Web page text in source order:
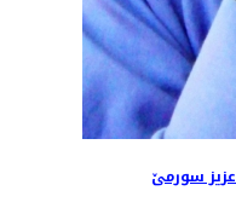
عزیز سورمێ